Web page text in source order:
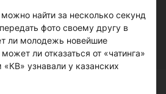
найти за несколько секунд
фото своему другу в
ли молодежь новейшие
ли отказаться от «чатинга»
узнавали у казанских